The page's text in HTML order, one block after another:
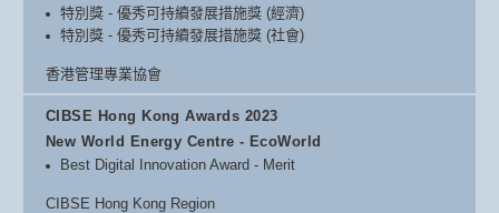
特別獎 - 優秀可持續發展措施獎 (經濟)
特別獎 - 優秀可持續發展措施獎 (社會)
香港管理專業協會
CIBSE Hong Kong Awards 2023
New World Energy Centre - EcoWorld
Best Digital Innovation Award - Merit
CIBSE Hong Kong Region